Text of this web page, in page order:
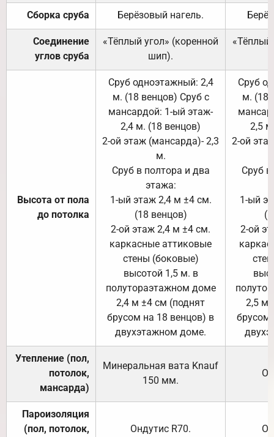
Сборка сруба Берёзовый нагель.
Соединение
углов сруба
«Тёплый угол» (коренной
шип).
«Тёплый
Высота от пола
до потолка
Сруб одноэтажный: 2,4
м. (18 венцов) Сруб с
мансардой: 1-ый этаж-
2,4 м. (18 венцов)
2-ой этаж (мансарда)- 2,3
м.
Сруб в полтора и два
этажа:
1-ый этаж 2,4 м ±4 см.
(18 венцов)
2-ой этаж 2,4 м ±4 см.
каркасные аттиковые
стены (боковые)
высотой 1,5 м. в
полутораэтажном доме
2,4 м ±4 см (поднят
брусом на 18 венцов) в
двухэтажном доме.
Сруб
м. (18
2,5
2-ой
Сруб
1-ый
2-ой
2,5 м
брусом
Утепление (пол,
потолок,
мансарда)
Минеральная вата Knauf
150 мм.
Пароизоляция
(пол, потолок,
Ондутис R70.